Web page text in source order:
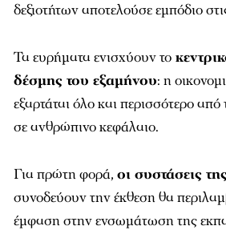
δεξιοτήτων αποτελούσε εμπόδιο
Τα ευρήματα ενισχύουν το
δέσμης του εξαμήνου: η
εξαρτάται όλο και περισσότερο από
σε ανθρώπινο κεφάλαιο.
Για πρώτη φορά, οι συστάσεις
συνοδεύουν την έκθεση θα
έμφαση στην ενσωμάτωση της